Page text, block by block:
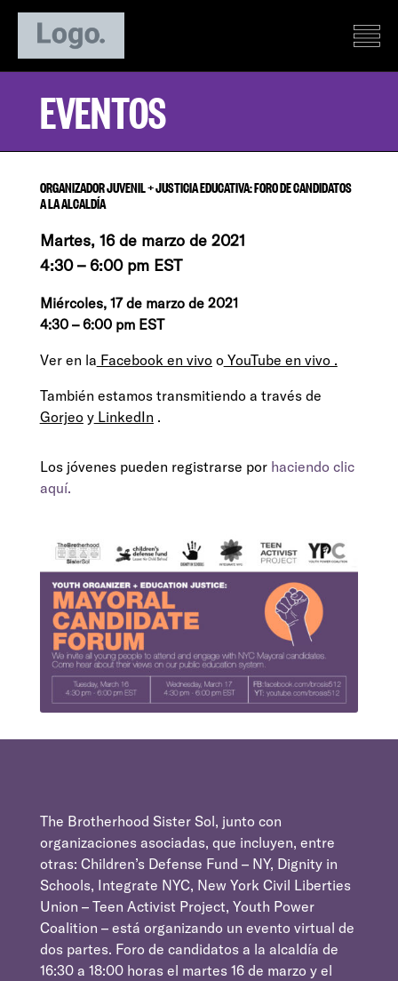
EVENTOS
ORGANIZADOR JUVENIL + JUSTICIA EDUCATIVA: FORO DE CANDIDATOS
A LA ALCALDÍA
Martes, 16 de marzo de 2021
4:30 – 6:00 pm EST
Miércoles, 17 de marzo de 2021
4:30 – 6:00 pm EST
Ver en la Facebook en vivo o YouTube en vivo .
También estamos transmitiendo a través de
Gorjeo yLinkedIn .
Los jóvenes pueden registrarse porhaciendo clic
aquí.
The Brotherhood Sister Sol, junto con
organizaciones asociadas, que incluyen, entre
otras: Children’s Defense Fund – NY, Dignity in
Schools, Integrate NYC, New York Civil Liberties
Union – Teen Activist Project, Youth Power
Coalition – está organizando un evento virtual de
dos partes. Foro de candidatos a la alcaldía de
16:30 a 18:00 horas el martes 16 de marzo y el